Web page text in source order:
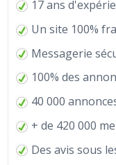
17 ans
Un site 100%
Messagerie
100% des
40 000
+ de 420 000
Des avis sous